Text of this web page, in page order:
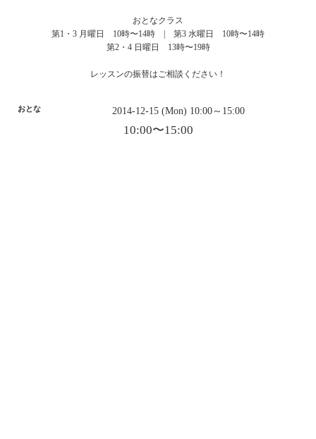
おとなクラス
第1・3 月曜日 10時〜14時 | 第3 水曜日 10時〜14時
第2・4 日曜日 13時〜19時
レッスンの振替はご相談ください！
おとな 2014-12-15 (Mon) 10:00～15:00
10:00〜15:00